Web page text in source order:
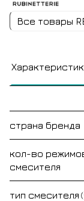
Все товары
страна бренда
кол-во
смесителя
тип смесителя